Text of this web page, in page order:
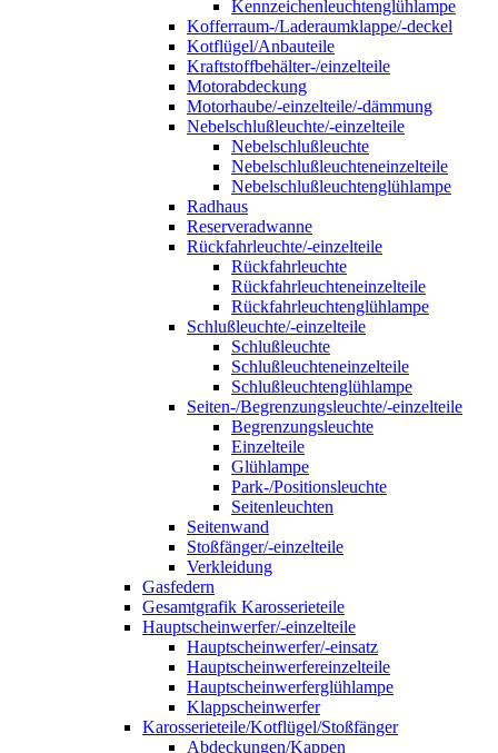
Kennzeichenleuchtenglühlampe
Kofferraum-/Laderaumklappe/-deckel
Kotflügel/Anbauteile
Kraftstoffbehälter-/einzelteile
Motorabdeckung
Motorhaube/-einzelteile/-dämmung
Nebelschlußleuchte/-einzelteile
Nebelschlußleuchte
Nebelschlußleuchteneinzelteile
Nebelschlußleuchtenglühlampe
Radhaus
Reserveradwanne
Rückfahrleuchte/-einzelteile
Rückfahrleuchte
Rückfahrleuchteneinzelteile
Rückfahrleuchtenglühlampe
Schlußleuchte/-einzelteile
Schlußleuchte
Schlußleuchteneinzelteile
Schlußleuchtenglühlampe
Seiten-/Begrenzungsleuchte/-einzelteile
Begrenzungsleuchte
Einzelteile
Glühlampe
Park-/Positionsleuchte
Seitenleuchten
Seitenwand
Stoßfänger/-einzelteile
Verkleidung
Gasfedern
Gesamtgrafik Karosserieteile
Hauptscheinwerfer/-einzelteile
Hauptscheinwerfer/-einsatz
Hauptscheinwerfereinzelteile
Hauptscheinwerferglühlampe
Klappscheinwerfer
Karosserieteile/Kotflügel/Stoßfänger
Abdeckungen/Kappen